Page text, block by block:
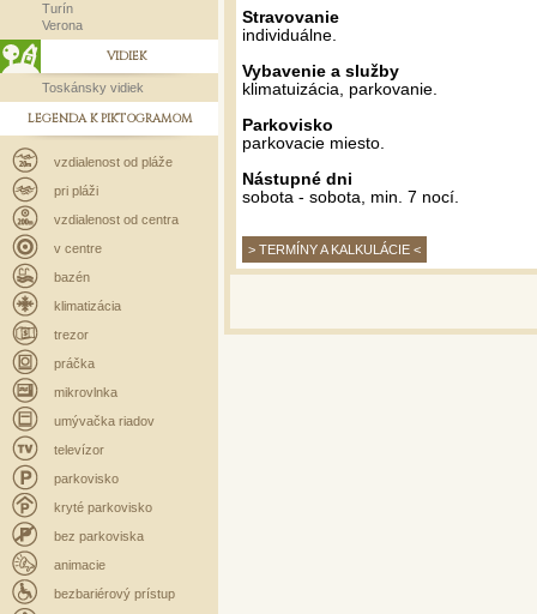
Turín
Verona
VIDIEK
Toskánsky vidiek
LEGENDA K PIKTOGRAMOM
vzdialenost od pláže
pri pláži
vzdialenost od centra
v centre
bazén
klimatizácia
trezor
práčka
mikrovlnka
umývačka riadov
televízor
parkovisko
kryté parkovisko
bez parkoviska
animacie
bezbariérový prístup
Stravovanie
individuálne.
Vybavenie a služby
klimatuizácia, parkovanie.
Parkovisko
parkovacie miesto.
Nástupné dni
sobota - sobota, min. 7 nocí.
> TERMÍNY A KALKULÁCIE <